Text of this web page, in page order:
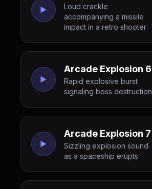
Loud crackle
accompanying a missile
impact in a retro shooter
Arcade Explosion 6
Rapid explosive burst
signaling boss destruction
Arcade Explosion 7
Sizzling explosion sound
as a spaceship erupts